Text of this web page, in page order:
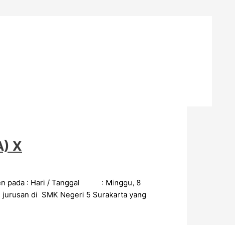
X
pada : Hari / Tanggal : Minggu, 8
di SMK Negeri 5 Surakarta yang